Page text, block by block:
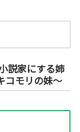
説家にする姉
コモリの妹〜